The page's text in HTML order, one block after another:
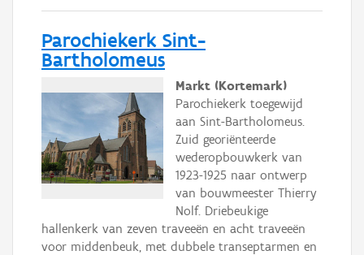
Parochiekerk Sint-
Bartholomeus
Markt (Kortemark)
Parochiekerk toegewijd
aan Sint-Bartholomeus.
Zuid georiënteerde
wederopbouwkerk van
1923-1925 naar ontwerp
van bouwmeester Thierry
Nolf. Driebeukige
hallenkerk van zeven traveeën en acht traveeën
voor middenbeuk, met dubbele transeptarmen en